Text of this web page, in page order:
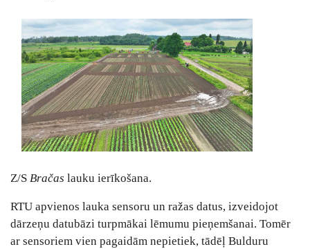
Z/S Bračas lauku ierīkošana.
RTU apvienos lauka sensoru un ražas datus, izveidojot
dārzeņu datubāzi turpmākai lēmumu pieņemšanai. Tomēr
ar sensoriem vien pagaidām nepietiek, tādēļ Bulduru